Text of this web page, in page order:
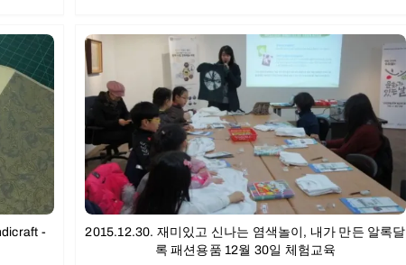
2015.12.30. 재미있고 신나는 염색놀이, 내가 만든 알록달
록 패션용품 12월 30일 체험교육